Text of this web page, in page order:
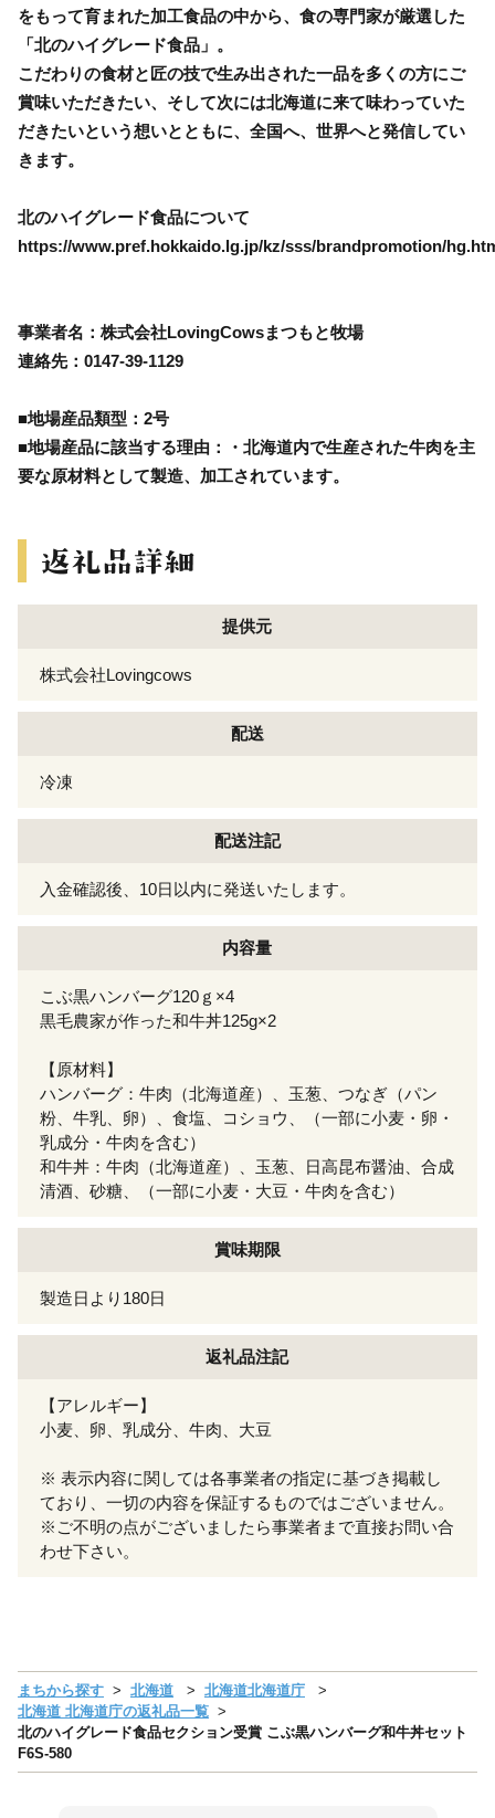
をもって育まれた加工食品の中から、食の専門家が厳選した
「北のハイグレード食品」。
こだわりの食材と匠の技で生み出された一品を多くの方にご
賞味いただきたい、そして次には北海道に来て味わっていた
だきたいという想いとともに、全国へ、世界へと発信してい
きます。
北のハイグレード食品について
https://www.pref.hokkaido.lg.jp/kz/sss/brandpromotion/
事業者名：株式会社LovingCowsまつもと牧場
連絡先：0147-39-1129
■地場産品類型：2号
■地場産品に該当する理由：・北海道内で生産された牛肉を主
要な原材料として製造、加工されています。
提供元
株式会社Lovingcows
配送
冷凍
配送注記
入金確認後、10日以内に発送いたします。
内容量
こぶ黒ハンバーグ120ｇ×4
黒毛農家が作った和牛丼125g×2
【原材料】
ハンバーグ：牛肉（北海道産）、玉葱、つなぎ（パン
粉、牛乳、卵）、食塩、コショウ、（一部に小麦・卵・
乳成分・牛肉を含む）
和牛丼：牛肉（北海道産）、玉葱、日高昆布醤油、合成
清酒、砂糖、（一部に小麦・大豆・牛肉を含む）
賞味期限
製造日より180日
返礼品注記
【アレルギー】
小麦、卵、乳成分、牛肉、大豆
※ 表示内容に関しては各事業者の指定に基づき掲載し
ており、一切の内容を保証するものではございません。
※ご不明の点がございましたら事業者まで直接お問い合
わせ下さい。
まちから探す 北海道
北海道北海道庁
北海道 北海道庁の返礼品一覧
北のハイグレード食品セクション受賞 こぶ黒ハンバーグ和牛丼セット
F6S-580